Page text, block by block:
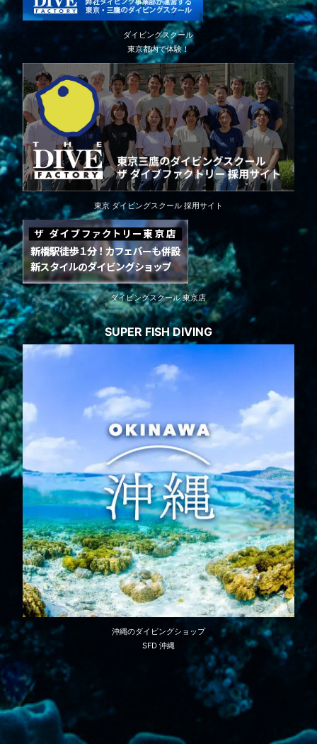
ダイビングスクール
東京都内で体験！
東京 ダイビングスクール 採用サイト
ダイビングスクール 東京店
SUPER FISH DIVING
沖縄のダイビングショップ
SFD 沖縄